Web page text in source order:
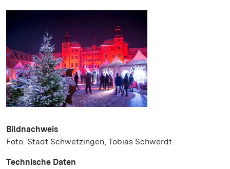
Bildnachweis
Foto: Stadt Schwetzingen, Tobias Schwerdt
Technische Daten